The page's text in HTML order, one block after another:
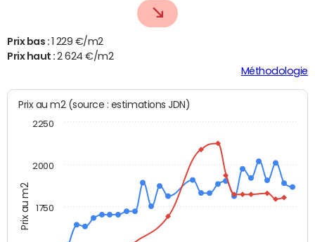
Prix bas :
1 229 €/m2
Prix haut :2 624 €/m2
Méthodologie
Prix au m2
Prix au m2 (source : estimations JDN)
2000
1750
2250